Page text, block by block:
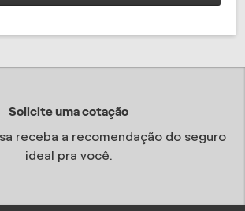
Solicite uma cotação
receba a recomendação do seguro
ideal pra você.